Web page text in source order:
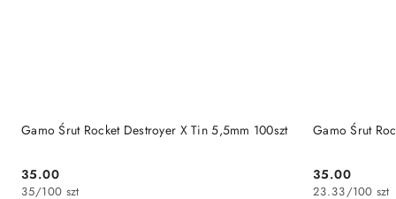
Gamo Śrut Rocket Destroyer X Tin 5,5mm 100szt
Cena:
35.00
35/100 szt
DO KOSZYKA Gamo Śrut
Cena:
35.00
23.33/100 szt